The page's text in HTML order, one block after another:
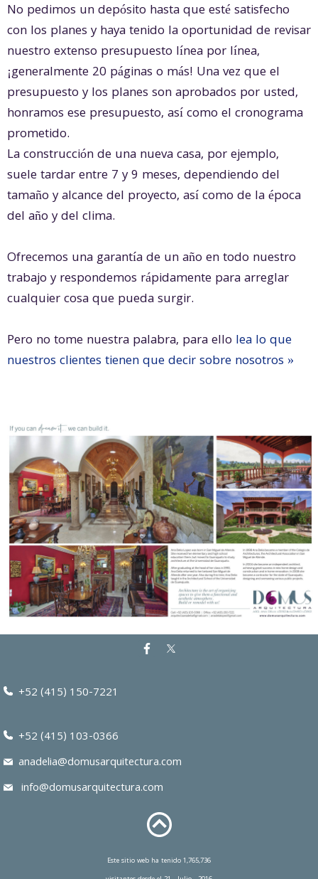
No pedimos un depósito hasta que esté satisfecho
con los planes y haya tenido la oportunidad de revisar
nuestro extenso presupuesto línea por línea,
¡generalmente 20 páginas o más! Una vez que el
presupuesto y los planes son aprobados por usted,
honramos ese presupuesto, así como el cronograma
prometido.
La construcción de una nueva casa, por ejemplo,
suele tardar entre 7 y 9 meses, dependiendo del
tamaño y alcance del proyecto, así como de la época
del año y del clima.
Ofrecemos una garantía de un año en todo nuestro
trabajo y respondemos rápidamente para arreglar
cualquier cosa que pueda surgir.
Pero no tome nuestra palabra, para ello lea lo que
nuestros clientes tienen que decir sobre nosotros »
+52 (415) 150-7221
+52 (415) 103-0366
anadelia@domusarquitectura.com
info@domusarquitectura.com
Este sitio web ha tenido 1,765,736